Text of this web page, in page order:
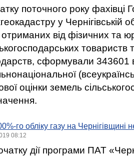
поточного року фахівці
у Чернігівській
від фізичних та
сформували 343601
оцінки земель
го обліку газу на Чернігівщині
08:12
дії програми ПАТ